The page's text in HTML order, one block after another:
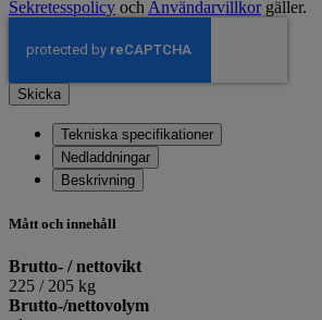
Sekretesspolicy och Användarvillkor gäller.
Skicka
Tekniska specifikationer
Nedladdningar
Beskrivning
Mått och innehåll
Brutto- / nettovikt
225 / 205 kg
Brutto-/nettovolym